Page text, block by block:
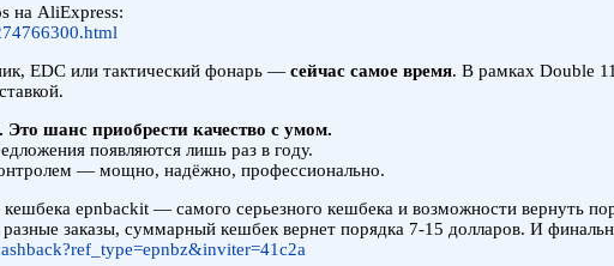
на AliExpress:
EDC или тактический фонарь — сейчас самое время. В рамках Double
шанс приобрести качество с умом.
появляются лишь раз в году.
— мощно, надёжно, профессионально.
epnbackit — самого серьезного кешбека и возможности вернуть
заказы, суммарный кешбек вернет порядка 7-15 долларов. И